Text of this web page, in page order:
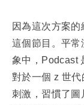
未竟
友善
因為這次方案的
這個節目。平
象中，Podcast
對於一個 z 世
刺激，習慣了圖